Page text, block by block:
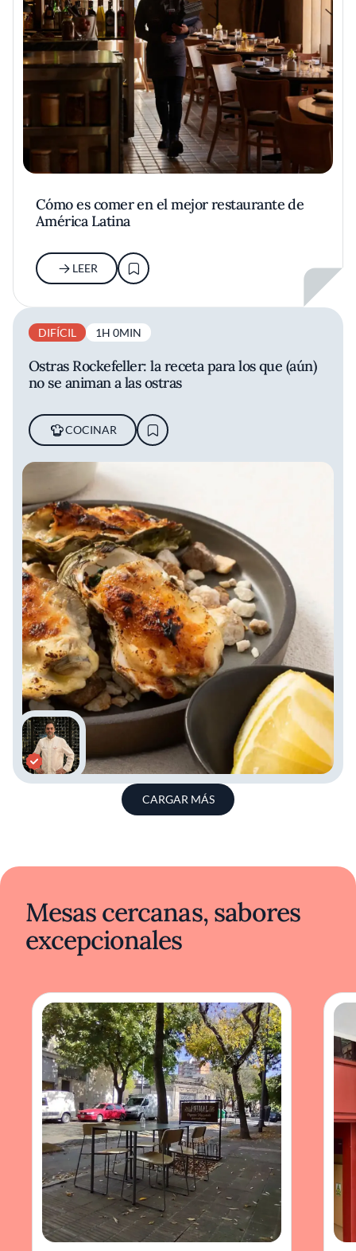
Cómo es comer en el mejor restaurante de
América Latina
LEER
DIFÍCIL 1H 0MIN
Ostras Rockefeller: la receta para los que (aún)
no se animan a las ostras
COCINAR
CARGAR MÁS
Mesas cercanas, sabores
excepcionales